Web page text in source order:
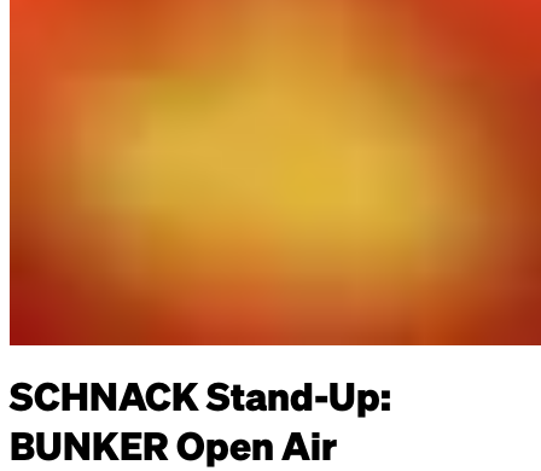
SCHNACK Stand-Up:
BUNKER Open Air